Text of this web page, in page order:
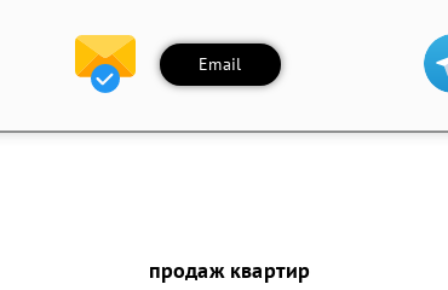
Email
продаж квартир